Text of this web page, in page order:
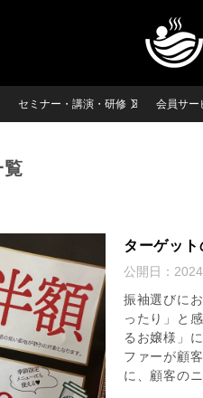
セミナー・講演・研修 会員サー
覧
ターゲッ
公開日：
振袖選びに
ったり」と
るお嬢様」
ファーが顧
に、顧客の